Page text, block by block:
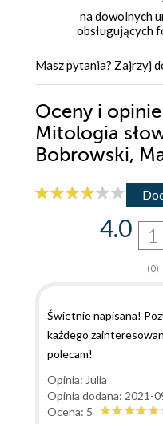
na dowolnych
obsługujących
Masz pytania? Zajrzyj
Oceny i
Mitologia
Bobrowski,
1
(0)
4.0
Świetnie napisana!
każdego
polecam!
Opinia: Julia
Opinia dodana: 2021-
Ocena: 5